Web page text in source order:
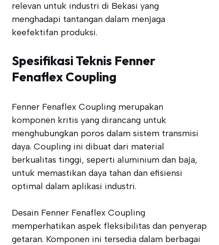
relevan untuk industri di Bekasi yang
menghadapi tantangan dalam menjaga
keefektifan produksi.
Spesifikasi Teknis Fenner
Fenaflex Coupling
Fenner Fenaflex Coupling merupakan
komponen kritis yang dirancang untuk
menghubungkan poros dalam sistem transmisi
daya. Coupling ini dibuat dari material
berkualitas tinggi, seperti aluminium dan baja,
untuk memastikan daya tahan dan efisiensi
optimal dalam aplikasi industri.
Desain Fenner Fenaflex Coupling
memperhatikan aspek fleksibilitas dan penyerap
getaran. Komponen ini tersedia dalam berbagai